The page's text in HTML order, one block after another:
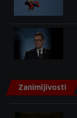
Zanimljivosti